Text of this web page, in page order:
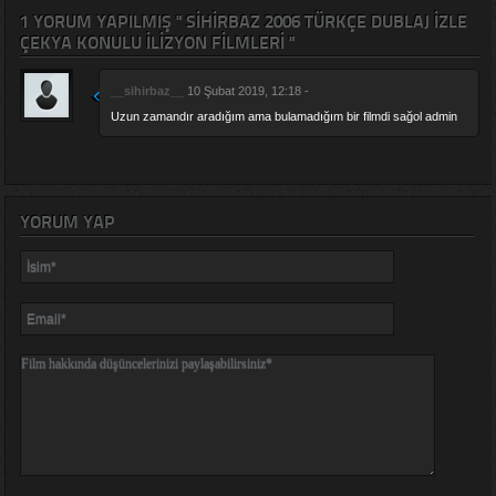
1 YORUM YAPILMIŞ " SIHIRBAZ 2006 TÜRKÇE DUBLAJ IZLE
ÇEKYA KONULU İLIZYON FILMLERI "
__sihirbaz__
10 Şubat 2019, 12:18 -
Uzun zamandır aradığım ama bulamadığım bir filmdi sağol admin
YORUM YAP